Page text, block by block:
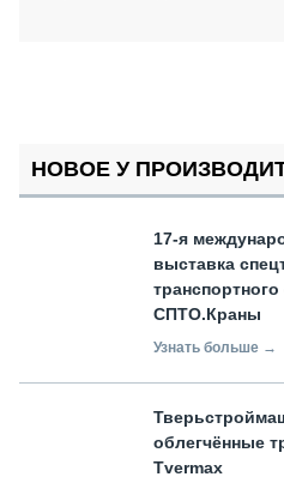
НОВОЕ У
17-я
выставка
СПТО.Краны
Узнать больше →
облегчённые
Tvermax